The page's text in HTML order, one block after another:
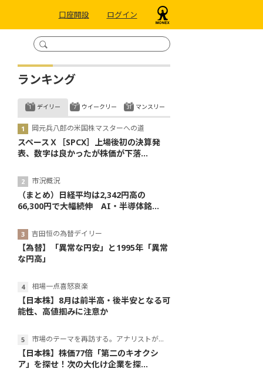
口座開設 ログイン
ランキング
デイリー
岡元兵八郎の米国株マスターへの道
スペースＸ［SPCX］上場後初の決算発
表、数字は良かったが株価が下落...
市況概況
（まとめ）日経平均は2,342円高の
66,300円で大幅続伸 AI・半導体銘...
吉田恒の為替デイリー
【為替】「異常な円安」と1995年「異常
な円高」
相場一点喜怒哀楽
【日本株】8月は前半高・後半安となる可
能性、高値掴みに注意か
市場のテーマを再訪する。アナリストが読み解くテーマの本質
【日本株】株価77倍「第二のキオクシ
ア」を探せ！次の大化け企業を探...
ウイークリー マンスリー